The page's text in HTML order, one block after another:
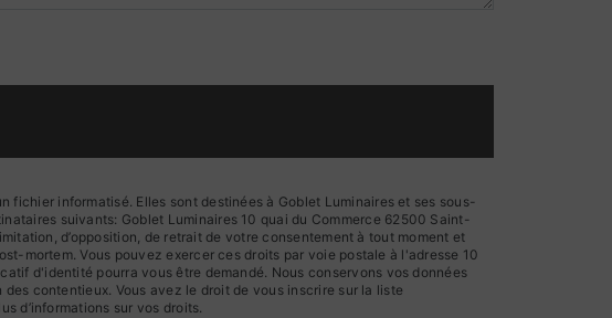
informatisé. Elles sont destinées à Goblet Luminaires et ses sous-
suivants: Goblet Luminaires 10 quai du Commerce 62500 Saint-
d’opposition, de retrait de votre consentement à tout moment et
mortem. Vous pouvez exercer ces droits par voie postale à l'adresse 10
d'identité pourra vous être demandé. Nous conservons vos données
contentieux. Vous avez le droit de vous inscrire sur la liste
d’informations sur vos droits.